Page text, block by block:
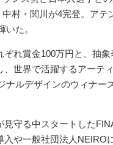
村・関川が4完登。アテ
いた。
ぞれ賞金100万円と、抽象
、世界で活躍するアーテ
ナルデザインのウィナー
見守る中スタートした
や一般社団法人NEIRO